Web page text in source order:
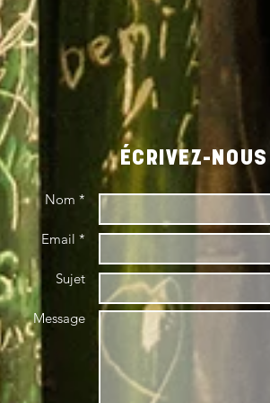
ÉCRIVEZ-
Nom *
Email *
Sujet
Message